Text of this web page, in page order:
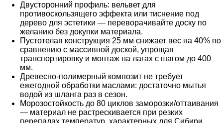
Двусторонний профиль: вельвет для
противоскользящего эффекта или тиснение под
дерево для эстетики — переворачивайте доску по
желанию без докупки материала.
Пустотелая конструкция 25 мм снижает вес на 40% по
сравнению с массивной доской, упрощая
транспортировку и монтаж на лагах с шагом до 400
мм.
Древесно-полимерный композит не требует
ежегодной обработки маслами: достаточно мытья
водой из шланга раз в сезон.
Морозостойкость до 80 циклов заморозки/оттаивания
— материал не растрескивается при резких